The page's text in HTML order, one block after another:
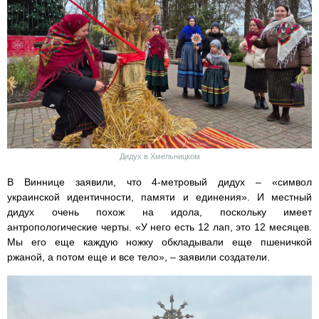
Дидух в Хмельницком
В Виннице заявили, что 4-метровый дидух – «символ
украинской идентичности, памяти и единения». И местный
дидух очень похож на идола, поскольку имеет
антропологические черты. «У него есть 12 лап, это 12 месяцев.
Мы его еще каждую ножку обкладывали еще пшеничкой
ржаной, а потом еще и все тело», – заявили создатели.